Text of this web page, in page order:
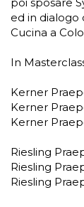
ed in dialogo
Cucina a
In
Kerner
Kerner
Kerner
Riesling
Riesling
Riesling